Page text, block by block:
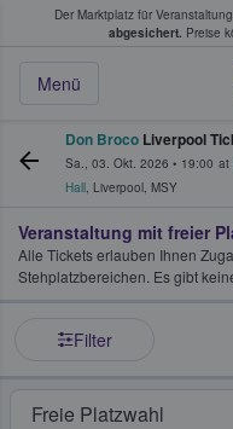
Der Marktplatz für
abgesichert. Preise
Menü
Tickets
Don Broco Liverpool
Sa., 03. Okt. 2026 • 19:00 at
Hall, Liverpool, MSY
Veranstaltung mit freier
Alle Tickets erlauben Ihnen
Stehplatzbereichen. Es gibt
Filter
Freie Platzwahl